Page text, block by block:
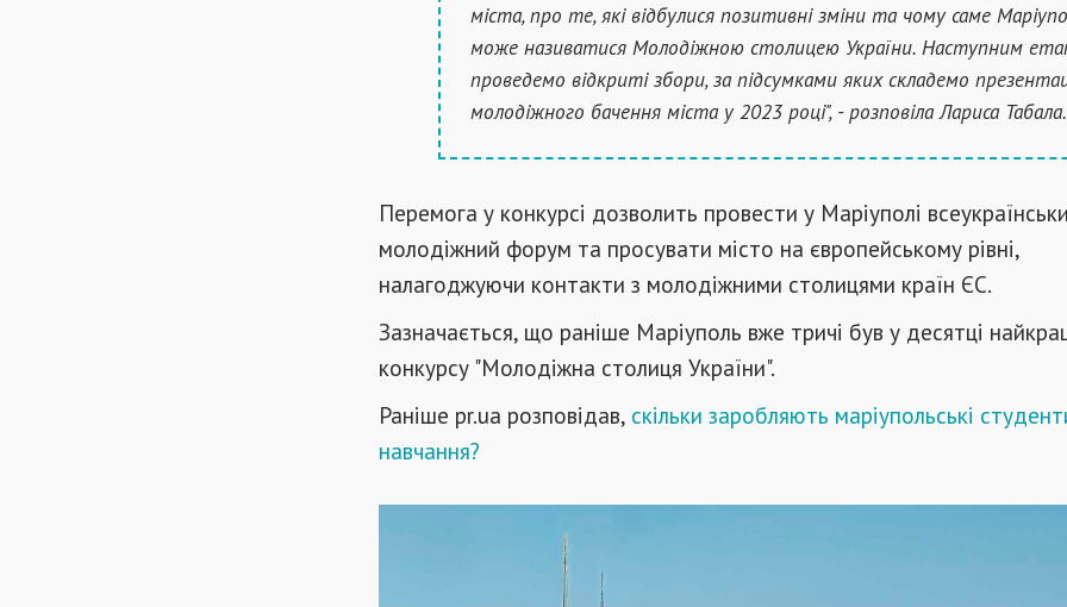
міста, про те, які відбулися позитивні зміни та чому саме
може називатися Молодіжною столицею України. Наступним
проведемо відкриті збори, за підсумками яких складемо
молодіжного бачення міста у 2023 році", - розповіла Лариса Табала.
Перемога у конкурсі дозволить провести у Маріуполі
молодіжний форум та просувати місто на європейському рівні,
налагоджуючи контакти з молодіжними столицями країн ЄС.
Зазначається, що раніше Маріуполь вже тричі був у десятці
конкурсу "Молодіжна столиця України".
Раніше pr.ua розповідав, скільки заробляють маріупольські
навчання?